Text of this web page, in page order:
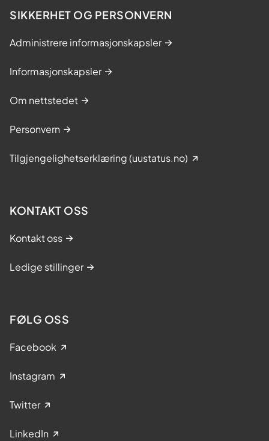
SIKKERHET OG PERSONVERN
Administrere informasjonskapsler
Informasjonskapsler
Om nettstedet
Personvern
Tilgjengelighetserklæring (uustatus.no)
KONTAKT OSS
Kontakt oss
Ledige stillinger
FØLG OSS
Facebook
Instagram
Twitter
LinkedIn